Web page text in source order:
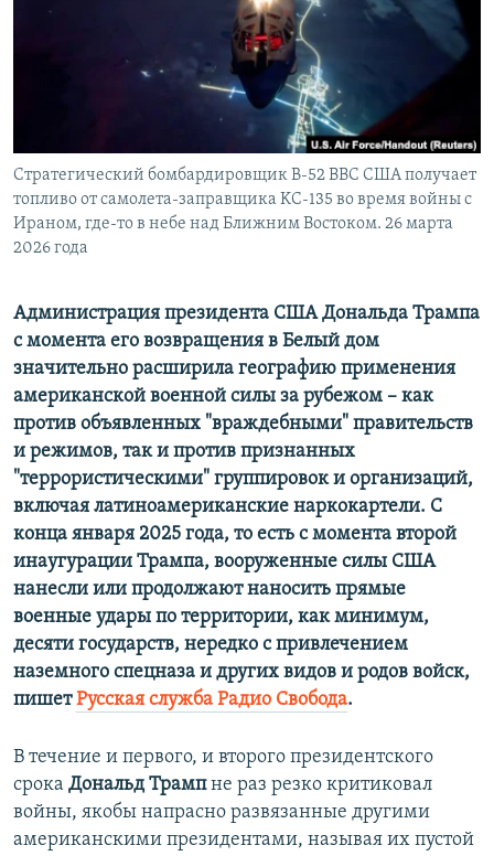
КРЫМ.НЕПОКОРЕННЫЙ
УКРАИНСКАЯ ПРОБЛЕМА КРЫМА
Все сайты RFE/RL
Стратегический бомбардировщик B-52 ВВС США получает
топливо от самолета-заправщика KC-135 во время войны с
Ираном, где-то в небе над Ближним Востоком. 26 марта
2026 года
Администрация президента США Дональда Трампа
с момента его возвращения в Белый дом
значительно расширила географию применения
американской военной силы за рубежом – как
против объявленных "враждебными" правительств
и режимов, так и против признанных
"террористическими" группировок и организаций,
включая латиноамериканские наркокартели. С
конца января 2025 года, то есть с момента второй
инаугурации Трампа, вооруженные силы США
нанесли или продолжают наносить прямые
военные удары по территории, как минимум,
десяти государств, нередко с привлечением
наземного спецназа и других видов и родов войск,
пишетРусская служба Радио Свобода.
В течение и первого, и второго президентского
срока Дональд Трампне раз резко критиковал
войны, якобы напрасно развязанные другими
американскими президентами, называя их пустой